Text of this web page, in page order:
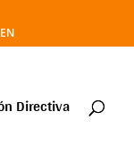
Directiva